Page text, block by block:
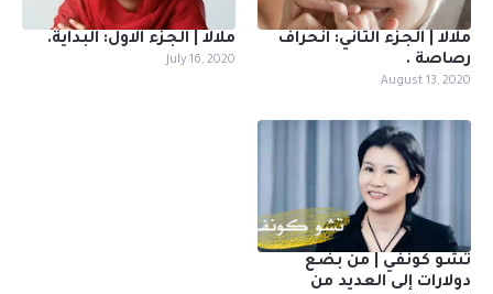
ملالا | الجزء الثاني: انحراف
رصاصة .
August 13, 2020
ملالا | الجزء الاول: البداية.
July 16, 2020
تشو كونفي | من بضع
دولارات إلى العديد من